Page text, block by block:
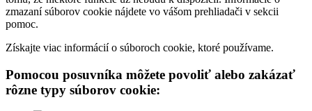
zmazaní súborov cookie nájdete vo vášom prehliadači v sekcii
pomoc.
Získajte viac informácií o súboroch cookie, ktoré používame.
Pomocou posuvníka môžete povoliť alebo zakázať
rôzne typy súborov cookie: